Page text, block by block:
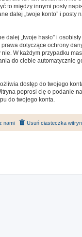
to między innymi posty
dalej „twoje konto” i posty
„twoje hasło” i
dotyczące ochrony
W każdym przypadku
do ciebie automatycznie
dostęp do twojego
poprosi cię o podanie
do twojego konta.
Usuń ciasteczka
nami